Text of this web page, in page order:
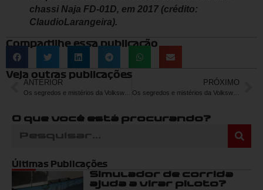
chassi Naja FD-01D, em 2017 (crédito:
ClaudioLarangeira).
Compartilhe essa publicação
Veja outras publicações
ANTERIOR
Os segredos e mistérios da Volkswagen na criação da Fórmula Vee – Parte 1
PRÓXIMO
Os segredos e mistérios da Volkswagen na criação da Fórmula Vee – Parte 2
O que você está procurando?
Últimas Publicações
Simulador de corrida
ajuda a virar piloto?